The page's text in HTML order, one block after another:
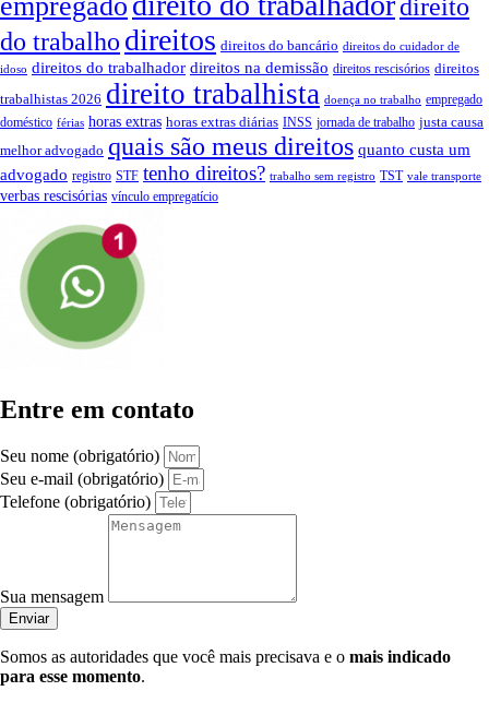
do trabalho direitos direitos do bancário direitos do cuidador de
idoso direitos do trabalhador direitos na demissão direitos rescisórios direitos
trabalhistas 2026 direito trabalhista doença no trabalho empregado
doméstico férias horas extras horas extras diárias INSS jornada de trabalho justa causa
melhor advogado quais são meus direitos quanto custa um
advogado registro STF tenho direitos? trabalho sem registro TST vale transporte
verbas rescisórias vínculo empregatício
Entre em contato
Seu nome (obrigatório)
Seu e-mail (obrigatório)
Telefone (obrigatório)
Sua mensagem
Enviar
Somos as autoridades que você mais precisava e o mais indicado
para esse momento.